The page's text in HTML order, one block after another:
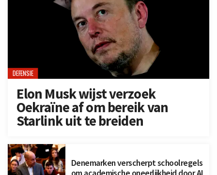
DEFENSIE
Elon Musk wijst verzoek
Oekraïne af om bereik van
Starlink uit te breiden
Denemarken verscherpt schoolregels